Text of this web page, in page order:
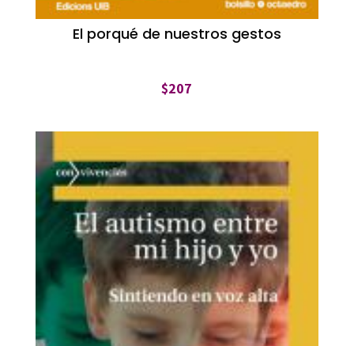
El porqué de nuestros gestos
$207